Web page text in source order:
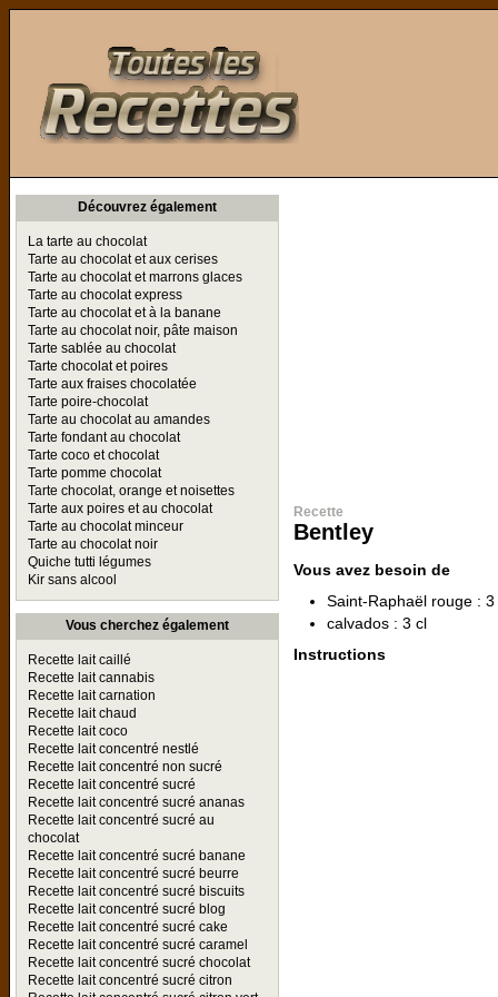
Découvrez également
La tarte au chocolat
Tarte au chocolat et aux cerises
Tarte au chocolat et marrons glaces
Tarte au chocolat express
Tarte au chocolat et à la banane
Tarte au chocolat noir, pâte maison
Tarte sablée au chocolat
Tarte chocolat et poires
Tarte aux fraises chocolatée
Tarte poire-chocolat
Tarte au chocolat au amandes
Tarte fondant au chocolat
Tarte coco et chocolat
Tarte pomme chocolat
Tarte chocolat, orange et noisettes
Tarte aux poires et au chocolat
Tarte au chocolat minceur
Tarte au chocolat noir
Quiche tutti légumes
Kir sans alcool
Vous cherchez également
Recette lait caillé
Recette lait cannabis
Recette lait carnation
Recette lait chaud
Recette lait coco
Recette lait concentré nestlé
Recette lait concentré non sucré
Recette lait concentré sucré
Recette lait concentré sucré ananas
Recette lait concentré sucré au
chocolat
Recette lait concentré sucré banane
Recette lait concentré sucré beurre
Recette lait concentré sucré biscuits
Recette lait concentré sucré blog
Recette lait concentré sucré cake
Recette lait concentré sucré caramel
Recette lait concentré sucré chocolat
Recette lait concentré sucré citron
Recette
Bentley
Vous avez besoin de
Saint-Raphaël rouge : 3
calvados : 3 cl
Instructions